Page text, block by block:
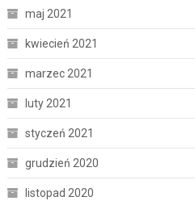
maj 2021
kwiecień 2021
marzec 2021
luty 2021
styczeń 2021
grudzień 2020
listopad 2020